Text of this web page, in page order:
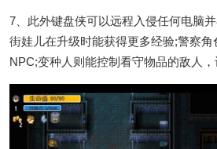
7、此外键盘侠可以远程入侵任何电脑
街娃儿在升级时能获得更多经验;警察
NPC;变种人则能控制看守物品的敌人，